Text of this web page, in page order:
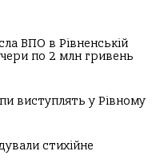
ВПО в Рівненській
по 2 млн гривень
виступлять у Рівному
стихійне